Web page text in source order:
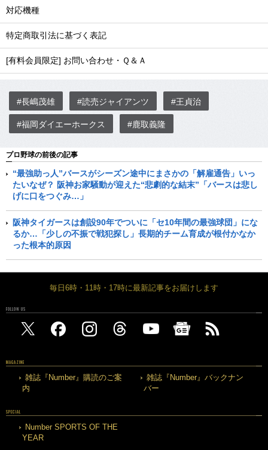
対応機種
特定商取引法に基づく表記
[有料会員限定] お問い合わせ・Ｑ＆Ａ
#長嶋茂雄 #読売ジャイアンツ #王貞治
#福岡ダイエーホークス #鹿取義隆
プロ野球の前後の記事
“最強助っ人”バースがシーズン途中にまさかの「解雇通告」いっ
たいなぜ？ 阪神お家騒動が迎えた“悲劇的な結末”「バースは悲し
げに口をつぐみ…」
阪神タイガースは創設90年でついに「セ10年間の最強球団」にな
るか…「少しの不振で戦犯探し」長期的チーム育成が根付かなか
った根本的原因
毎日6時・11時・17時に最新記事をお届けします
FOLLOW US
MAGAZINE
雑誌『Number』購読のご案
内
雑誌『Number』バックナン
バー
SPECIAL
Number SPORTS OF THE
YEAR